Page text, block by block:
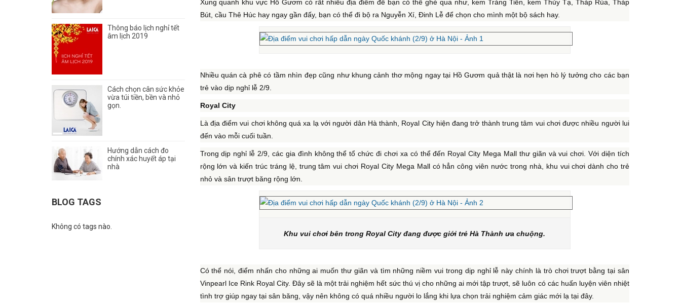
Xung quanh khu vực Hồ Gươm có rất nhiều địa điểm để bạn có thể ghé qua như, kem Tràng Tiền, kem Thủy Tạ, Tháp Rùa, Tháp
Bút, cầu Thê Húc hay ngay gần đấy, bạn có thể đi bộ ra Nguyễn Xí, Đinh Lễ để chọn cho mình một bộ sách hay.
Nhiều quán cà phê có tầm nhìn đẹp cũng như khung cảnh thơ mộng ngay tại Hồ Gươm quả thật là nơi hẹn hò lý tưởng cho các bạn
trẻ vào dịp nghỉ lễ 2/9.
Royal City
Là địa điểm vui chơi không quá xa lạ với người dân Hà thành, Royal City hiện đang trở thành trung tâm vui chơi được nhiều người lui
đến vào mỗi cuối tuần.
Trong dịp nghỉ lễ 2/9, các gia đình không thể tổ chức đi chơi xa có thể đến Royal City Mega Mall thư giãn và vui chơi. Với diện tích
rộng lớn và kiến trúc tráng lệ, trung tâm vui chơi Royal City Mega Mall có hẳn công viên nước trong nhà, khu vui chơi dành cho trẻ
nhỏ và sân trượt băng rộng lớn.
Khu vui chơi bên trong Royal City đang được giới trẻ Hà Thành ưa chuộng.
Có thể nói, điểm nhấn cho những ai muốn thư giãn và tìm những niềm vui trong dịp nghỉ lễ này chính là trò chơi trượt bằng tại sân
Vinpearl Ice Rink Royal City. Đây sẽ là một trải nghiệm hết sức thú vị cho những ai mới tập trượt, sẽ luôn có các huấn luyện viên nhiệt
tình trợ giúp ngay tại sân băng, vậy nên không có quá nhiều người lo lắng khi lựa chọn trải nghiệm cảm giác mới lạ tại đây.
Thông báo lịch nghỉ tết
âm lịch 2019
Cách chọn cân sức khỏe
vừa túi tiền, bền và nhỏ
gọn.
Hướng dẫn cách đo
chính xác huyết áp tại
nhà
BLOG TAGS
Không có tags nào.